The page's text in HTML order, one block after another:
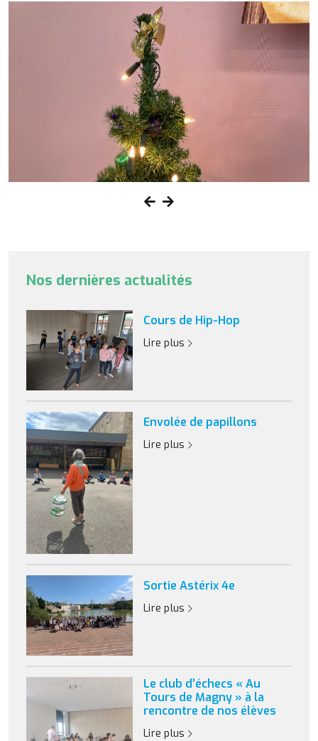
Nos dernières actualités
Cours de Hip-Hop
Lire plus
Envolée de papillons
Lire plus
Sortie Astérix 4e
Lire plus
Le club d’échecs « Au
Tours de Magny » à la
rencontre de nos élèves
Lire plus